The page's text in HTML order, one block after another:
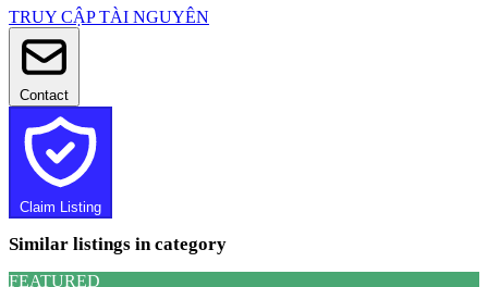
TRUY CẬP TÀI NGUYÊN
Contact
Claim Listing
Similar listings in category
FEATURED